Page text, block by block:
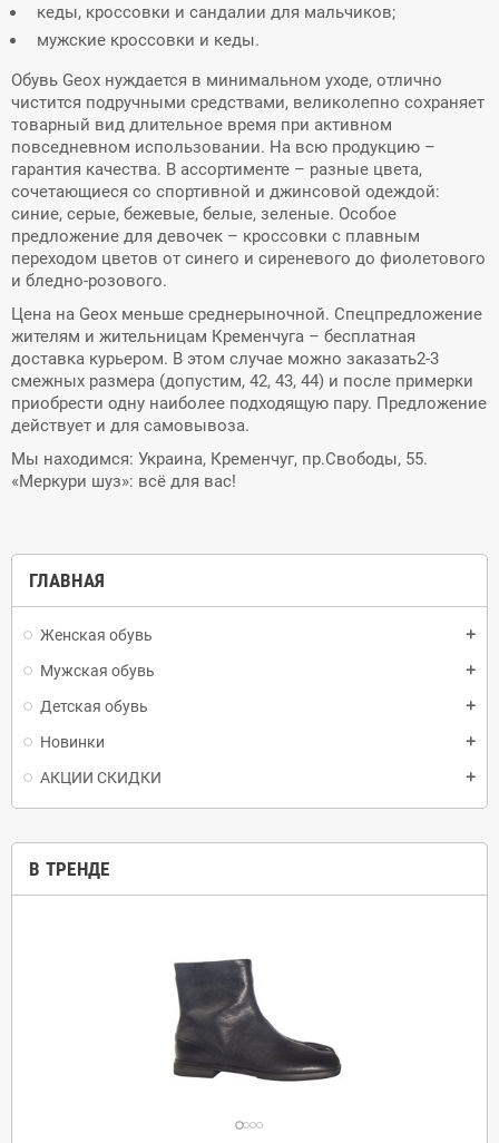
ГЛАВНАЯ
Женская обувь add
Мужская обувь add
Детская обувь add
Новинки add
АКЦИИ СКИДКИ add
В ТРЕНДЕ
кеды, кроссовки и сандалии для мальчиков;
мужские кроссовки и кеды.
Обувь Geox нуждается в минимальном уходе, отлично
чистится подручными средствами, великолепно сохраняет
товарный вид длительное время при активном
повседневном использовании. На всю продукцию –
гарантия качества. В ассортименте – разные цвета,
сочетающиеся со спортивной и джинсовой одеждой:
синие, серые, бежевые, белые, зеленые. Особое
предложение для девочек – кроссовки с плавным
переходом цветов от синего и сиреневого до фиолетового
и бледно-розового.
Цена на Geox меньше среднерыночной. Спецпредложение
жителям и жительницам Кременчуга – бесплатная
доставка курьером. В этом случае можно заказать2-3
смежных размера (допустим, 42, 43, 44) и после примерки
приобрести одну наиболее подходящую пару. Предложение
действует и для самовывоза.
Мы находимся: Украина, Кременчуг, пр.Свободы, 55.
«Меркури шуз»: всё для вас!